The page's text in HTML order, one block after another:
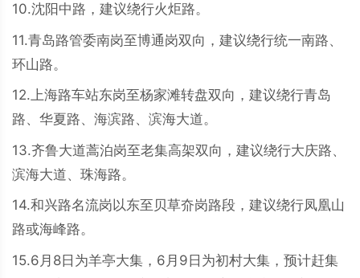
10.沈阳中路，建议绕行火炬路。
11.青岛路管委南岗至博通岗双向，建议绕行统一南路、
环山路。
12.上海路车站东岗至杨家滩转盘双向，建议绕行青岛
路、华夏路、海滨路、滨海大道。
13.齐鲁大道蒿泊岗至老集高架双向，建议绕行大庆路、
滨海大道、珠海路。
14.和兴路名流岗以东至贝草夼岗路段，建议绕行凤凰山
路或海峰路。
15.6月8日为羊亭大集，6月9日为初村大集，预计赶集